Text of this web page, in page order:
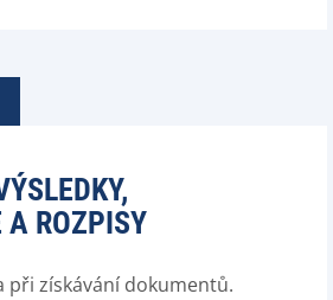
A ROZPISY
při získávání dokumentů.